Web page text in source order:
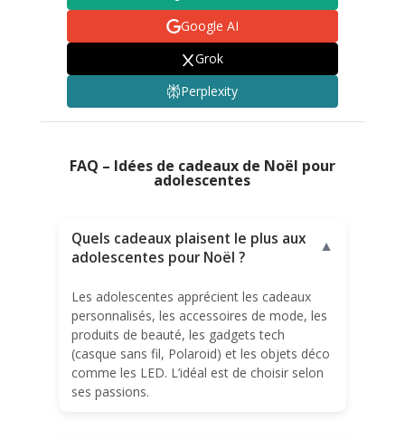
Google AI
Grok
Perplexity
FAQ – Idées de cadeaux de Noël pour
adolescentes
Quels cadeaux plaisent le plus aux
adolescentes pour Noël ?
▼
Les adolescentes apprécient les cadeaux
personnalisés, les accessoires de mode, les
produits de beauté, les gadgets tech
(casque sans fil, Polaroid) et les objets déco
comme les LED. L’idéal est de choisir selon
ses passions.